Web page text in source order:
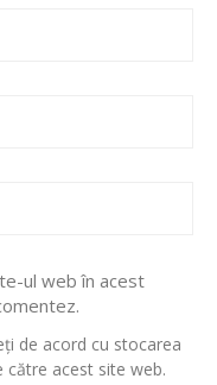
ul web în acest
de acord cu stocarea
acest site web.